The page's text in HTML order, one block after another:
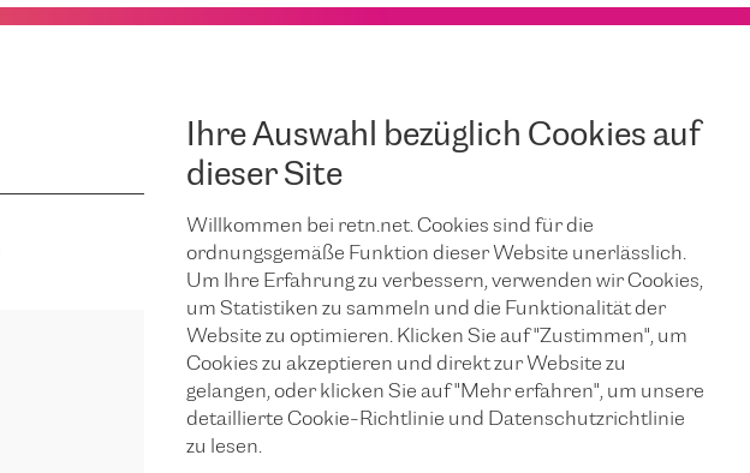
Ihre Auswahl bezüglich Cookies auf
dieser Site
Willkommen bei retn.net. Cookies sind für die
ordnungsgemäße Funktion dieser Website unerlässlich.
Um Ihre Erfahrung zu verbessern, verwenden wir Cookies,
um Statistiken zu sammeln und die Funktionalität der
Website zu optimieren. Klicken Sie auf "Zustimmen", um
Cookies zu akzeptieren und direkt zur Website zu
gelangen, oder klicken Sie auf "Mehr erfahren", um unsere
detaillierte Cookie-Richtlinie und Datenschutzrichtlinie
zu lesen.